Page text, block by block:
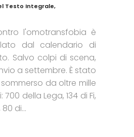
Testo Integrale,
l'omotransfobia è
dal calendario di
Salvo colpi di scena,
a settembre. È stato
da oltre mille
della Lega, 134 di Fi,
di...